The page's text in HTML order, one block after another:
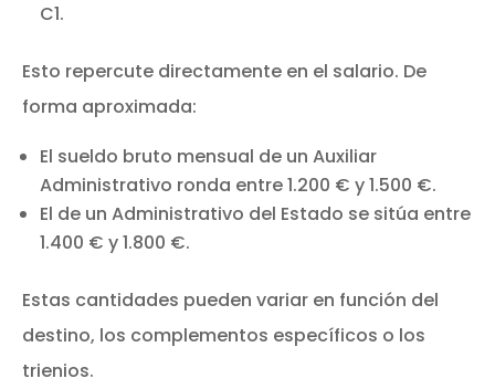
C1.
Esto repercute directamente en el salario. De
forma aproximada:
El sueldo bruto mensual de un Auxiliar
Administrativo ronda entre 1.200 € y 1.500 €.
El de un Administrativo del Estado se sitúa entre
1.400 € y 1.800 €.
Estas cantidades pueden variar en función del
destino, los complementos específicos o los
trienios.